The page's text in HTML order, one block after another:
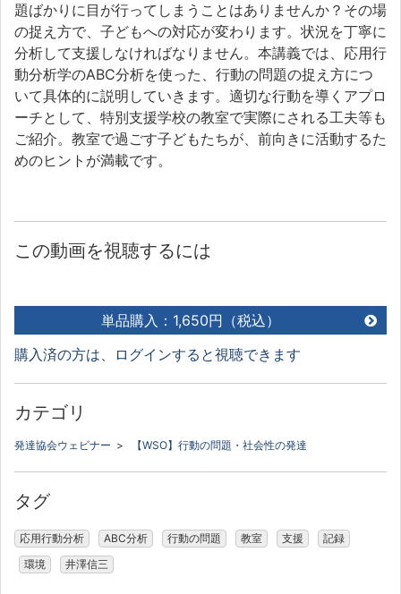
題ばかりに目が行ってしまうことはありませんか？その場
の捉え方で、子どもへの対応が変わります。状況を丁寧に
分析して支援しなければなりません。本講義では、応用行
動分析学のABC分析を使った、行動の問題の捉え方につ
いて具体的に説明していきます。適切な行動を導くアプロ
ーチとして、特別支援学校の教室で実際にされる工夫等も
ご紹介。教室で過ごす子どもたちが、前向きに活動するた
めのヒントが満載です。
この動画を視聴するには
単品購入：1,650円（税込）
購入済の方は、ログインすると視聴できます
カテゴリ
発達協会ウェビナー > 【WSO】行動の問題・社会性の発達
タグ
応用行動分析 ABC分析 行動の問題 教室 支援
記録
環境
井澤信三